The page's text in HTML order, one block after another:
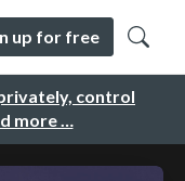
control
more …
up for free